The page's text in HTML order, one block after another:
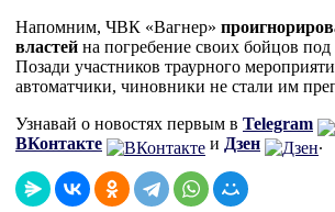
Напомним, ЧВК «Вагнер»
властей на погребение своих бойцов
Позади участников траурного
автоматчики, чиновники не стали им
Узнавай о новостях первым в Telegram
ВКонтакте
и Дзен .